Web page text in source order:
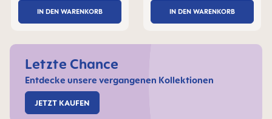
Letzte Chance
Entdecke unsere vergangenen Kollektionen
JETZT KAUFEN
IN DEN WARENKORB IN DEN WARENKORB